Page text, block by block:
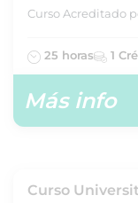
Curso Acreditado
25 horas 1
Más info
Curso